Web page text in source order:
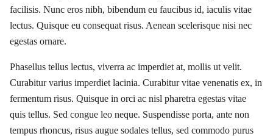
facilisis. Nunc eros nibh, bibendum eu faucibus id, iaculis vitae
lectus. Quisque eu consequat risus. Aenean scelerisque nisi nec
egestas ornare.
Phasellus tellus lectus, viverra ac imperdiet at, mollis ut velit.
Curabitur varius imperdiet lacinia. Curabitur vitae venenatis ex, in
fermentum risus. Quisque in orci ac nisl pharetra egestas vitae
quis tellus. Sed congue leo neque. Suspendisse porta, ante non
tempus rhoncus, risus augue sodales tellus, sed commodo purus